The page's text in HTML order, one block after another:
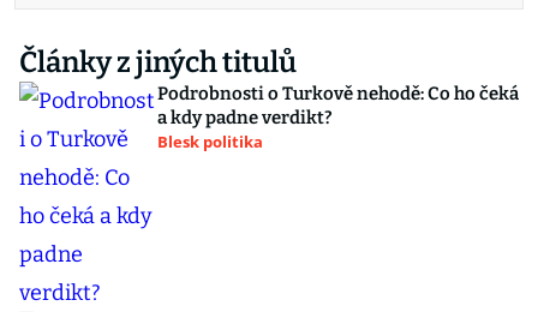
Články z jiných titulů
Podrobnosti o Turkově nehodě: Co ho čeká
a kdy padne verdikt?
Blesk politika